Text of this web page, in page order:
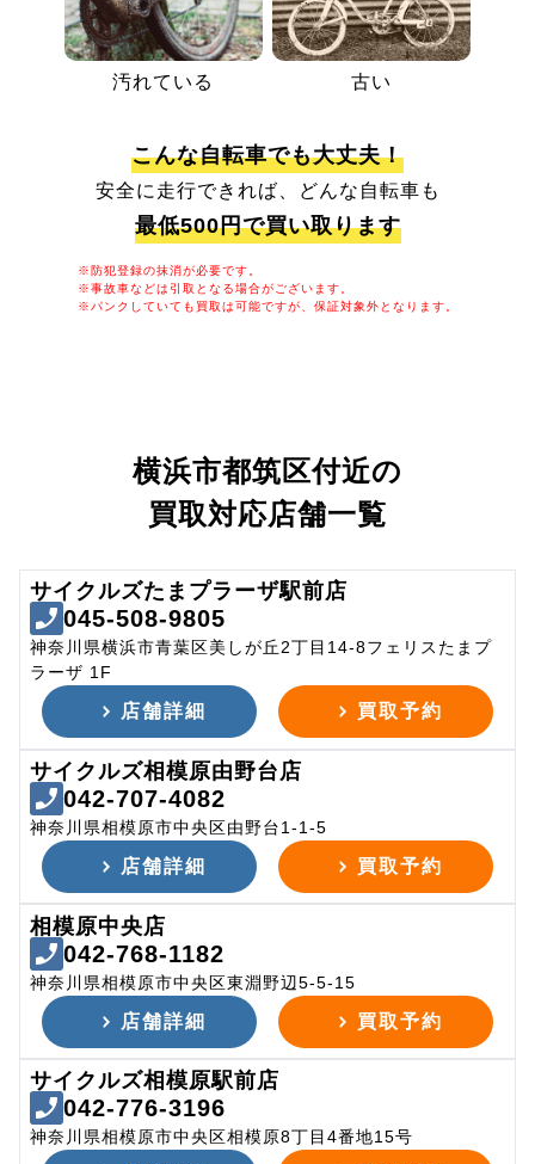
汚れている 古い
こんな自転車でも大丈夫！
安全に走行できれば、どんな自転車も
最低500円で買い取ります
※防犯登録の抹消が必要です。
※事故車などは引取となる場合がございます。
※パンクしていても買取は可能ですが、保証対象外となります。
横浜市都筑区付近の
買取対応店舗一覧
サイクルズたまプラーザ駅前店
045-508-9805
神奈川県横浜市青葉区美しが丘2丁目14-8フェリスたまプ
ラーザ 1F
店舗詳細 買取予約
サイクルズ相模原由野台店
042-707-4082
神奈川県相模原市中央区由野台1-1-5
店舗詳細 買取予約
相模原中央店
042-768-1182
神奈川県相模原市中央区東淵野辺5-5-15
店舗詳細 買取予約
サイクルズ相模原駅前店
042-776-3196
神奈川県相模原市中央区相模原8丁目4番地15号